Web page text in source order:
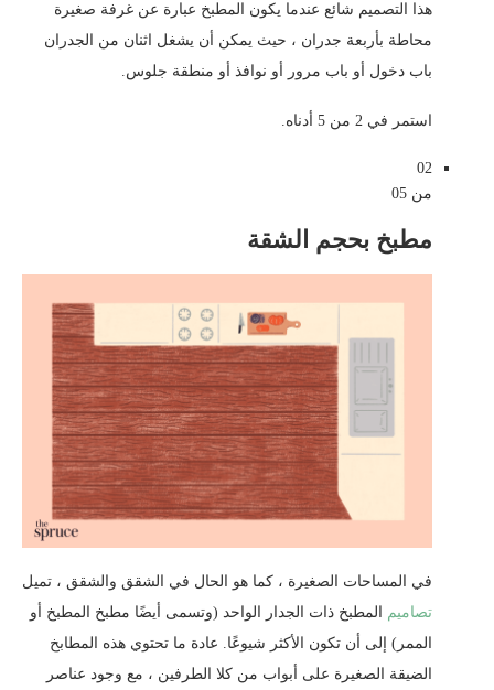
هذا التصميم شائع عندما يكون المطبخ عبارة عن غرفة صغيرة
محاطة بأربعة جدران ، حيث يمكن أن يشغل اثنان من الجدران
باب دخول أو باب مرور أو نوافذ أو منطقة جلوس.
استمر في 2 من 5 أدناه.
02
من 05
مطبخ بحجم الشقة
في المساحات الصغيرة ، كما هو الحال في الشقق والشقق ، تميل
تصاميم المطبخ ذات الجدار الواحد (وتسمى أيضًا مطبخ المطبخ أو
الممر) إلى أن تكون الأكثر شيوعًا. عادة ما تحتوي هذه المطابخ
الضيقة الصغيرة على أبواب من كلا الطرفين ، مع وجود عناصر